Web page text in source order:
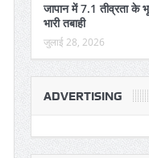
जापान में 7.1 तीव्रता के
भारी तबाही
जुलाई 28, 2026
ADVERTISING